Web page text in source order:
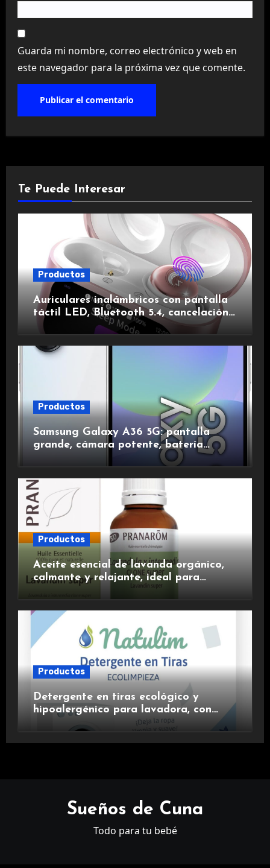
Guarda mi nombre, correo electrónico y web en
este navegador para la próxima vez que comente.
Te Puede Interesar
Productos
Auriculares inalámbricos con pantalla
táctil LED, Bluetooth 5.4, cancelación
de ruido, impermeables y de larga
duración.
Productos
Samsung Galaxy A36 5G: pantalla
grande, cámara potente, batería
duradera y carga rápida para una
Productos
Aceite esencial de lavanda orgánico,
calmante y relajante, ideal para
Productos
Detergente en tiras ecológico y
hipoalergénico para lavadora, con
suavizante incluido y fragancia de
lavanda.
Sueños de Cuna
Todo para tu bebé